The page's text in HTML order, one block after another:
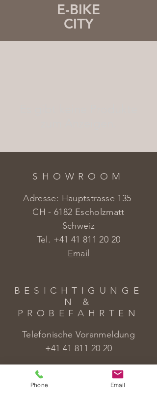
E-BIKE
CITY
SHOWROOM
Adresse: Hauptstrasse 135
CH - 6182 Escholzmatt
Schweiz
Tel. +41 41 811 20 20
Email
BESICHTIGUNGE
N &
PROBEFAHRTEN
Telefonische Voranmeldung
+41 41 811 20 20
HILFE
Rahmengrössen
Phone Email